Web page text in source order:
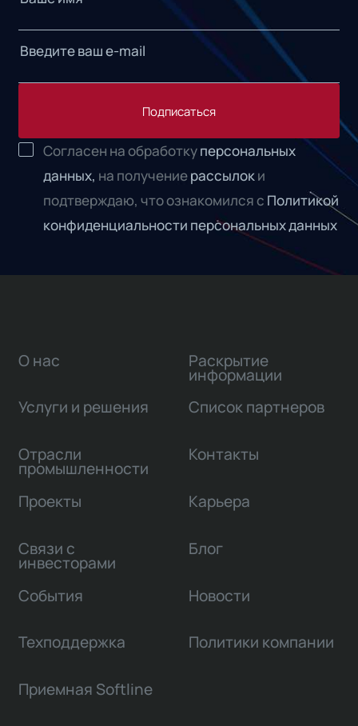
Подписаться
Согласен на обработкуперсональных
данных, на получениерассылоки
подтверждаю, что ознакомился с Политикой
конфиденциальности персональных данных
О нас
Услуги и решения
Отрасли
промышленности
Проекты
Связи с
инвесторами
Раскрытие
информации
Список партнеров
Контакты
Карьера
Блог
События Новости
Техподдержка Политики компании
Приемная Softline